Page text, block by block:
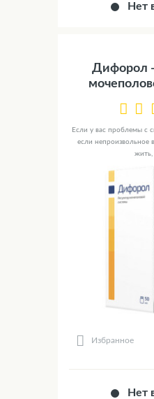
Нет
Дифорол -
Если у вас проблемы с
если непроизвольное
жить,
Избранное
Нет